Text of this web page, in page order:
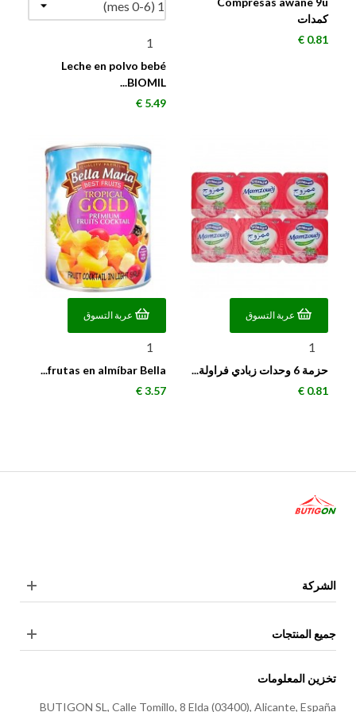
كمدات
السعر
0.81 €
Leche en polvo bebé
BIOMIL...
السعر
5.49 €
عربة التسوق
حزمة 6 وحدات زبادي فراولة...
السعر
0.81 €
عربة التسوق
frutas en almíbar Bella...
السعر
3.57 €
الشركة
جميع المنتجات
تخزين المعلومات
BUTIGON SL, Calle Tomillo, 8 Elda (03400), Alicante, España